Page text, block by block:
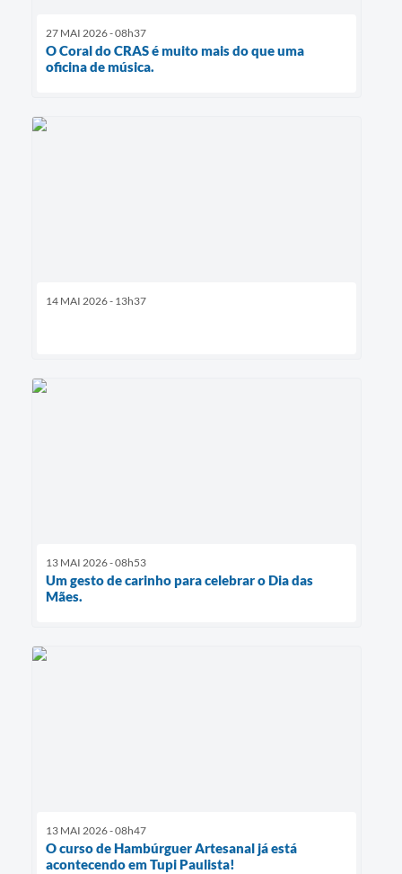
27 MAI 2026 - 08h37
O Coral do CRAS é muito mais do que uma
oficina de música.
14 MAI 2026 - 13h37
13 MAI 2026 - 08h53
Um gesto de carinho para celebrar o Dia das
Mães.
13 MAI 2026 - 08h47
O curso de Hambúrguer Artesanal já está
acontecendo em Tupi Paulista!